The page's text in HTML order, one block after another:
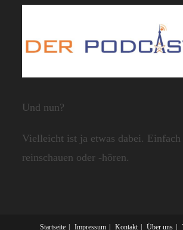
Und nun?
Vielleicht ist ja etwas dabei. Einfach
reinschauen oder -hören.
Startseite Impressum Kontakt Über uns